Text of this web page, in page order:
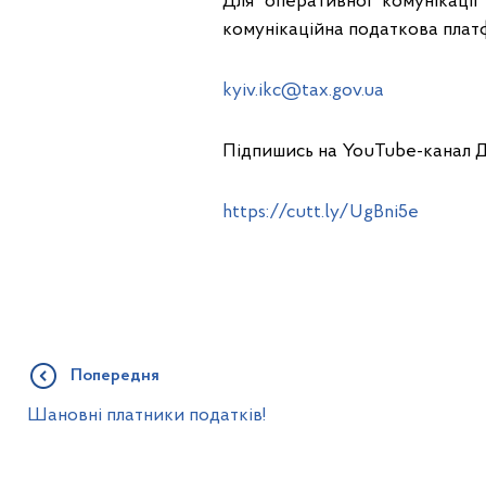
комунікаційна податкова
kyiv.ikc@tax.gov.ua
Підпишись на YouTube-канал
https://cutt.ly/UgBni5e
Попередня
Шановні платники податків!